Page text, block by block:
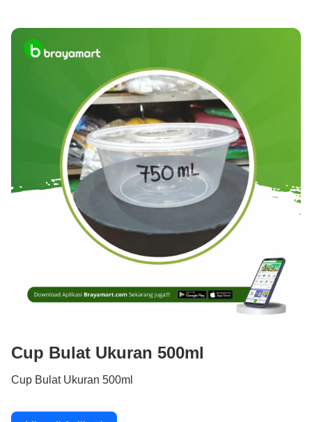
Cup Bulat Ukuran 500ml
Cup Bulat Ukuran 500ml